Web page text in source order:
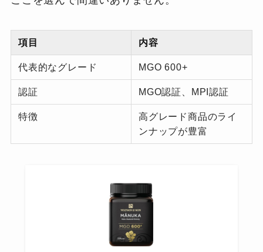
項目 内容
代表的なグレード MGO 600+
認証 MGO認証、MPI認証
特徴
高グレード商品のライ
ンナップが豊富